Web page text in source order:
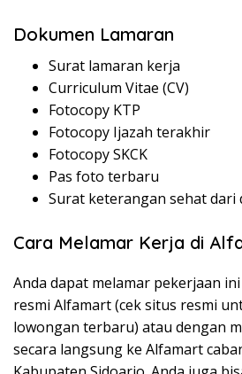
Dokumen Lamaran
Surat lamaran kerja
Curriculum Vitae (CV)
Fotocopy KTP
Fotocopy Ijazah terakhir
Fotocopy SKCK
Pas foto terbaru
Surat keterangan sehat dari
Cara Melamar Kerja di
Anda dapat melamar pekerjaan
resmi Alfamart (cek situs resmi
lowongan terbaru) atau dengan
secara langsung ke Alfamart